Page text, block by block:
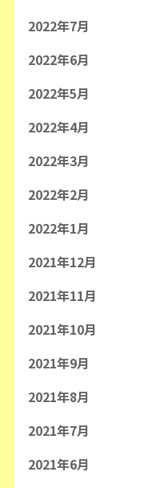
2022年7月
2022年6月
2022年5月
2022年4月
2022年3月
2022年2月
2022年1月
2021年12月
2021年11月
2021年10月
2021年9月
2021年8月
2021年7月
2021年6月